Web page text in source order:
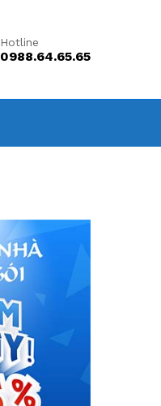
Hotline
0988.64.65.65